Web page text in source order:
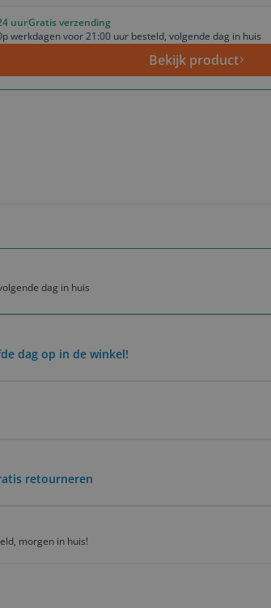
uurGratis verzending
werkdagen voor 21:00 uur besteld, volgende dag in huis
Bekijk product
dag in huis
dag op in de winkel!
retourneren
morgen in huis!